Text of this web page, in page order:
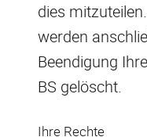
dies
werden
Beendigung
BS gelöscht.
Ihre Rechte